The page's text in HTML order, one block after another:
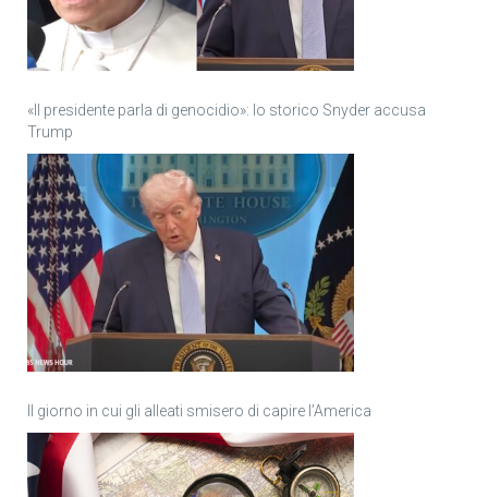
«Il presidente parla di genocidio»: lo storico Snyder accusa
Trump
Il giorno in cui gli alleati smisero di capire l’America